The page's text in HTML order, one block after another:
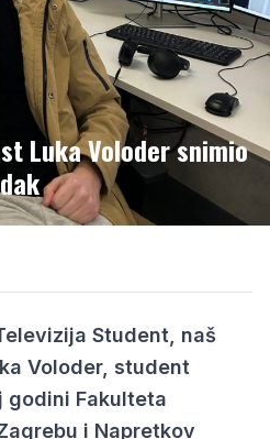
Luka Voloder snimio
Student, naš
Voloder, student
godini Fakulteta
i Napretkov